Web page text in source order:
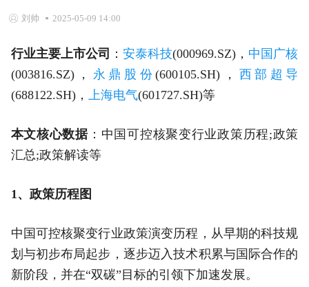
刘帅 2025-05-09 14:00
行业主要上市公司 ：安泰科技(000969.SZ)， 中国广核
(003816.SZ)， 永鼎股份(600105.SH)， 西部超导
(688122.SH)，
上海电气(601727.SH)等
本文核心数据：中国可控核聚变行业政策历程;政策
汇总;政策解读等
1、政策历程图
中国可控核聚变行业政策演变历程，从早期的科技规
划与初步布局起步，逐步迈入技术积累与国际合作的
新阶段，并在“双碳”目标的引领下加速发展。